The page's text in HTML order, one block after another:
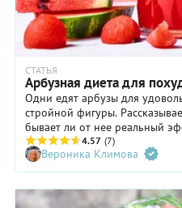
СТАТЬЯ
Арбузная диета для
Одни едят арбузы для
стройной фигуры.
бывает ли от нее реальный
соблюдать, что входит в
действительно можно скинуть,
эксперты, кому такой стиль
4.57 (7)
Вероника Климова